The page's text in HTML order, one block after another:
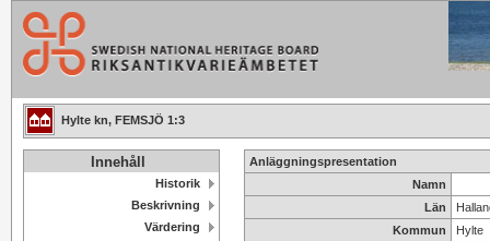
Hylte kn, FEMSJÖ 1:3
Innehåll
Historik
Beskrivning
Värdering
Anläggningspresentation
Namn
Län
Kommun
Hylte